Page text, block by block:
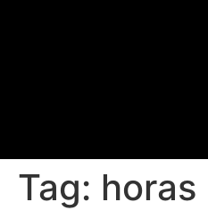
Tag: horas